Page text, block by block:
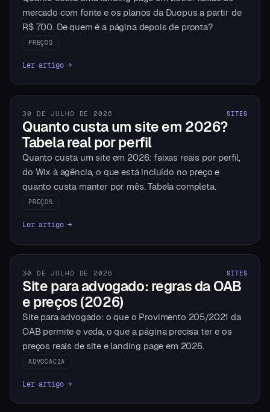
mercado com fonte e os planos da Duopus a partir de
R$ 700. De quem é a página depois de pronta?
PREÇOS
Ler artigo →
30 DE JULHO DE 2026 SITES
Quanto custa um site em 2026?
Tabela real por perfil
Quanto custa um site em 2026: faixas reais por perfil,
do Wix à agência, o que está incluído no preço e
quanto custa manter por mês. Tabela completa.
PREÇOS
Ler artigo →
30 DE JULHO DE 2026 SITES
Site para advogado: regras da OAB
e preços (2026)
Site para advogado: o que o Provimento 205/2021 da
OAB permite e veda, o que a página precisa ter e os
preços reais de site e landing page em 2026.
ADVOCACIA
Ler artigo →